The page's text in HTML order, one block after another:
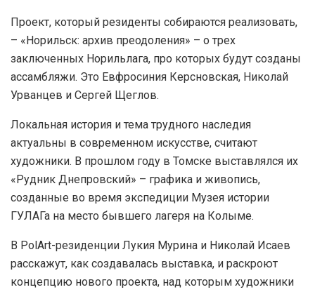
Проект, который резиденты собираются реализовать,
– «Норильск: архив преодоления» – о трех
заключенных Норильлага, про которых будут созданы
ассамбляжи. Это Евфросиния Керсновская, Николай
Урванцев и Сергей Щеглов.
Локальная история и тема трудного наследия
актуальны в современном искусстве, считают
художники. В прошлом году в Томске выставлялся их
«Рудник Днепровский» – графика и живопись,
созданные во время экспедиции Музея истории
ГУЛАГа на место бывшего лагеря на Колыме.
В PolArt-резиденции Лукия Мурина и Николай Исаев
расскажут, как создавалась выставка, и раскроют
концепцию нового проекта, над которым художники